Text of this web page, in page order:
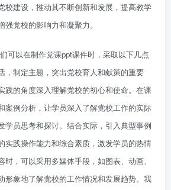
校建设，推动其不断创新和发展，提高教学
党校的影响力和凝聚力。
可以在制作党课ppt课件时，采取以下几点
，制定主题，突出党校育人和献策的重要
践的角度深入理解党校的初心和使命。在课
案例分析，让学员深入了解党校工作的实际
学员思考和探讨。结合实际，引入典型事例
实践操作能力和综合素质，激发学员的热情
，可以采用多媒体手段，如图表、动画、
形象地了解党校的工作情况和发展趋势。我